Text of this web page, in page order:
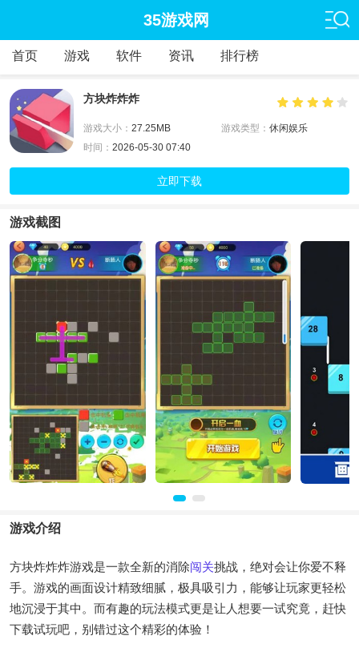
35游戏网
首页 游戏 软件 资讯 排行榜
方块炸炸炸
游戏大小： 27.25MB 游戏类型： 休闲娱乐
时间： 2026-05-30 07:40
立即下载
游戏截图
游戏介绍
方块炸炸炸游戏是一款全新的消除闯关挑战，绝对会让你爱不释
手。游戏的画面设计精致细腻，极具吸引力，能够让玩家更轻松
地沉浸于其中。而有趣的玩法模式更是让人想要一试究竟，赶快
下载试玩吧，别错过这个精彩的体验！